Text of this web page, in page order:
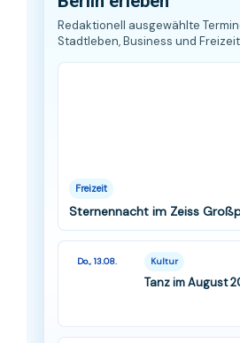
Redaktionell ausgewählte
Stadtleben, Business und
Freizeit
Sternennacht im Zeiss
Do., 13.08. Kultur
Tanz im August